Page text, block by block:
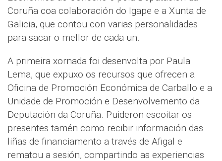
Coruña coa colaboración do Igape e a Xunta de
Galicia, que contou con varias personalidades
para sacar o mellor de cada un.
A primeira xornada foi desenvolta por Paula
Lema, que expuxo os recursos que ofrecen a
Oficina de Promoción Económica de Carballo e a
Unidade de Promoción e Desenvolvemento da
Deputación da Coruña. Puideron escoitar os
presentes tamén como recibir información das
liñas de financiamento a través de Afigal e
rematou a sesión, compartindo as experiencias